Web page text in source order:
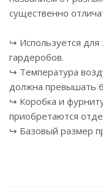
существенно
↪ Используется
гардеробов.
↪ Температура
должна превышать
↪ Коробка и
приобретаются
↪ Базовый размер